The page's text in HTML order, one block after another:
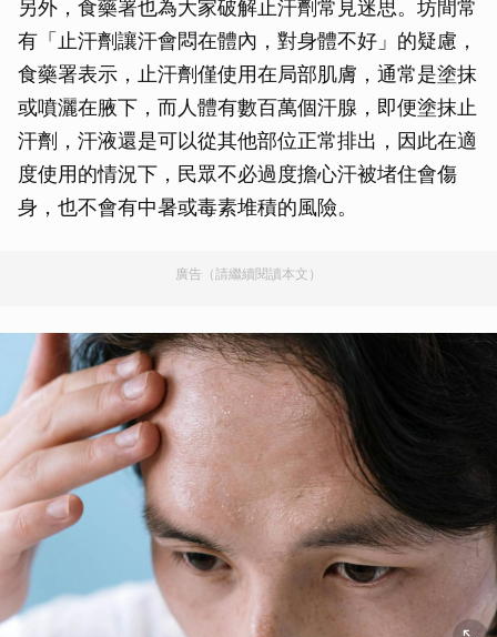
另外，食藥署也為大家破解止汗劑常見迷思。坊間常
有「止汗劑讓汗會悶在體內，對身體不好」的疑慮，
食藥署表示，止汗劑僅使用在局部肌膚，通常是塗抹
或噴灑在腋下，而人體有數百萬個汗腺，即便塗抹止
汗劑，汗液還是可以從其他部位正常排出，因此在適
度使用的情況下，民眾不必過度擔心汗被堵住會傷
身，也不會有中暑或毒素堆積的風險。
廣告（請繼續閱讀本文）